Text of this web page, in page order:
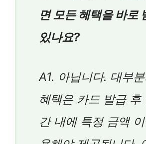
면 모든 혜택을 바로
있나요?
A1. 아닙니다. 대부
혜택은 카드 발급 후
간 내에 특정 금액